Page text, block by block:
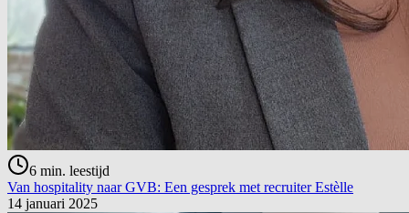
6 min. leestijd
Van hospitality naar GVB: Een gesprek met recruiter Estèlle
14 januari 2025